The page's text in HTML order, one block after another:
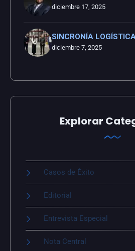
diciembre 17, 2025
SINCRONÍA
diciembre 7, 2025
Explorar
Casos de Éxito
Editorial
Entrevista Especial
Nota Central